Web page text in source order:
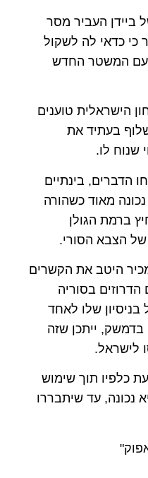
ביידן העביר מסר
כי כדאי לה לשקול
עם המשטר החדש
הישראלית טוענים
בעתיד את
שנוח לו.
הדברים, בינתיים
מאוד כשהורה
ברמת הגולן
הצבא הסורי.
היטב את הקשרים
בסוריה
בניסיון שלו לאחד
ייתכן שזה
לישראל.
כלפיו תוך שימוש
נכונה, עד שיתבררו